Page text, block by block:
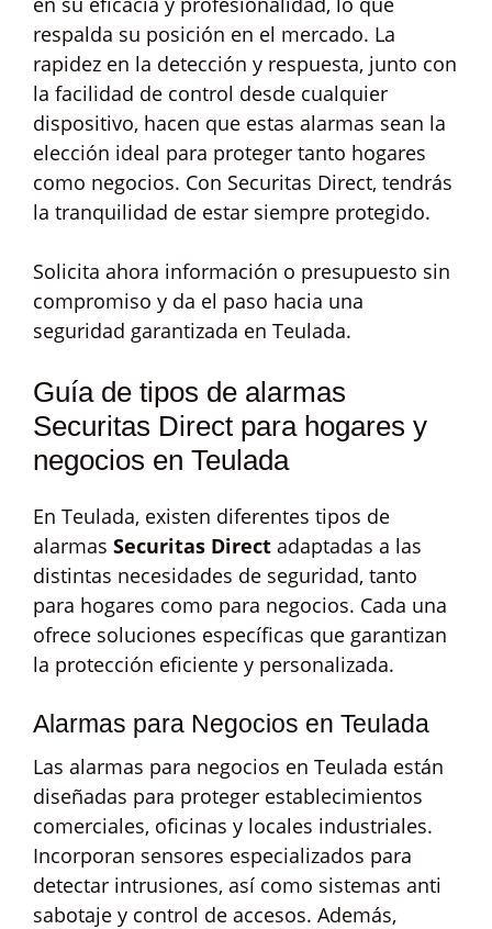
respalda su posición en el mercado. La
rapidez en la detección y respuesta, junto con
la facilidad de control desde cualquier
dispositivo, hacen que estas alarmas sean la
elección ideal para proteger tanto hogares
como negocios. Con Securitas Direct, tendrás
la tranquilidad de estar siempre protegido.
Solicita ahora información o presupuesto sin
compromiso y da el paso hacia una
seguridad garantizada en Teulada.
Guía de tipos de alarmas
Securitas Direct para hogares y
negocios en Teulada
En Teulada, existen diferentes tipos de
alarmas Securitas Direct adaptadas a las
distintas necesidades de seguridad, tanto
para hogares como para negocios. Cada una
ofrece soluciones específicas que garantizan
la protección eficiente y personalizada.
Alarmas para Negocios en Teulada
Las alarmas para negocios en Teulada están
diseñadas para proteger establecimientos
comerciales, oficinas y locales industriales.
Incorporan sensores especializados para
detectar intrusiones, así como sistemas anti
sabotaje y control de accesos. Además,